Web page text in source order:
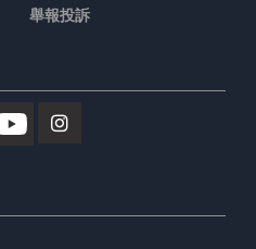
舉報投訴